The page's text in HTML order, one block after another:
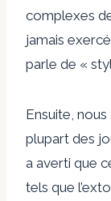
complexes
jamais
parle de «
Ensuite,
plupart des
a averti que
tels que